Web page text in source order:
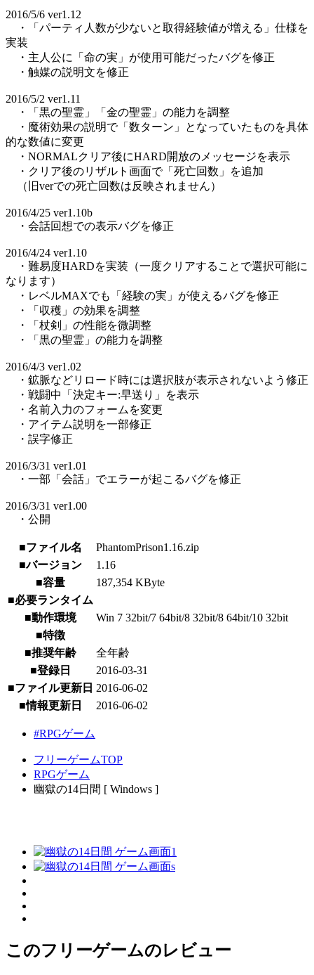
2016/5/6 ver1.12
・「パーティ人数が少ないと取得経験値が増える」仕様を
実装
・主人公に「命の実」が使用可能だったバグを修正
・触媒の説明文を修正
2016/5/2 ver1.11
・「黒の聖霊」「金の聖霊」の能力を調整
・魔術効果の説明で「数ターン」となっていたものを具体
的な数値に変更
・NORMALクリア後にHARD開放のメッセージを表示
・クリア後のリザルト画面で「死亡回数」を追加
（旧verでの死亡回数は反映されません）
2016/4/25 ver1.10b
・会話回想での表示バグを修正
2016/4/24 ver1.10
・難易度HARDを実装（一度クリアすることで選択可能に
なります）
・レベルMAXでも「経験の実」が使えるバグを修正
・「収穫」の効果を調整
・「杖剣」の性能を微調整
・「黒の聖霊」の能力を調整
2016/4/3 ver1.02
・鉱脈などリロード時には選択肢が表示されないよう修正
・戦闘中「決定キー:早送り」を表示
・名前入力のフォームを変更
・アイテム説明を一部修正
・誤字修正
2016/3/31 ver1.01
・一部「会話」でエラーが起こるバグを修正
2016/3/31 ver1.00
・公開
■ファイル名
PhantomPrison1.16.zip
■バージョン
1.16
■容量
187,354 KByte
■必要ランタイム
■動作環境
Win 7 32bit/7 64bit/8 32bit/8 64bit/10 32bit
■特徴
■推奨年齢
全年齢
■登録日
2016-03-31
■ファイル更新日 2016-06-02
■情報更新日
2016-06-02
#RPGゲーム
フリーゲームTOP
RPGゲーム
幽獄の14日間 [ Windows ]
このフリーゲームのレビュー